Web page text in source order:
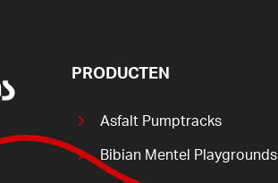
PRODUCTEN
Asfalt Pumptracks
Bibian Mentel Playgrounds